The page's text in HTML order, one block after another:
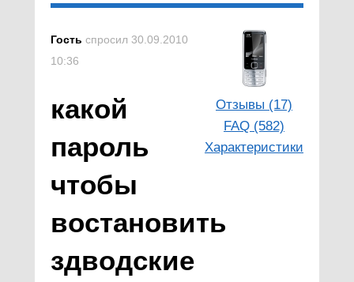
Отзывы (17)
FAQ (582)
Характеристики
Гость спросил 30.09.2010
10:36
какой
пароль
чтобы
востановить
здводские